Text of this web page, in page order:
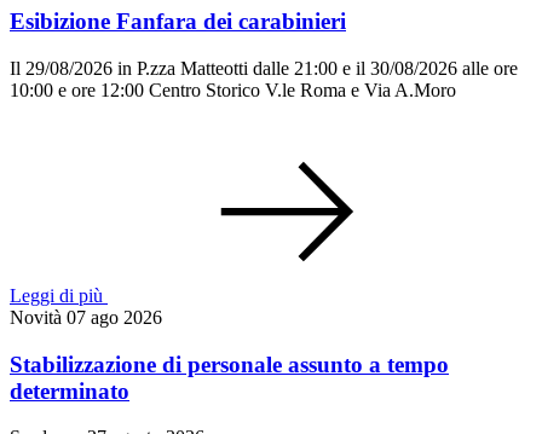
Esibizione Fanfara dei carabinieri
Il 29/08/2026 in P.zza Matteotti dalle 21:00 e il 30/08/2026 alle ore
10:00 e ore 12:00 Centro Storico V.le Roma e Via A.Moro
Leggi di più
Novità 07 ago 2026
Stabilizzazione di personale assunto a tempo
determinato